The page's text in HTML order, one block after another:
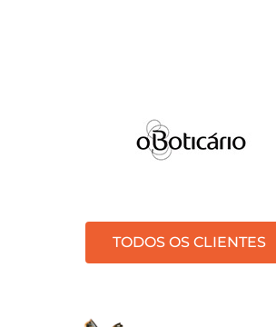
TODOS OS CLIENTES